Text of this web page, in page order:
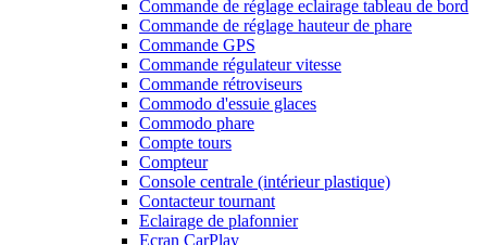
Commande de réglage eclairage tableau de bord
Commande de réglage hauteur de phare
Commande GPS
Commande régulateur vitesse
Commande rétroviseurs
Commodo d'essuie glaces
Commodo phare
Compte tours
Compteur
Console centrale (intérieur plastique)
Contacteur tournant
Eclairage de plafonnier
Ecran CarPlay